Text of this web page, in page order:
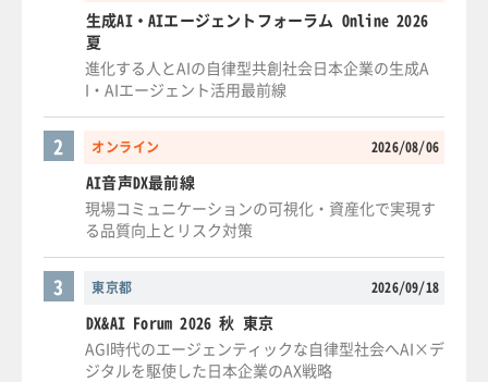
生成AI・AIエージェントフォーラム Online 2026
夏
進化する人とAIの自律型共創社会日本企業の生成A
I・AIエージェント活用最前線
オンライン 2026/08/06
2
AI音声DX最前線
現場コミュニケーションの可視化・資産化で実現す
る品質向上とリスク対策
東京都 2026/09/18
3
DX&AI Forum 2026 秋 東京
AGI時代のエージェンティックな自律型社会へAI×デ
ジタルを駆使した日本企業のAX戦略